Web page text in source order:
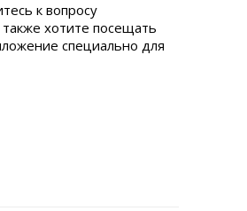
к вопросу
хотите посещать
специально для